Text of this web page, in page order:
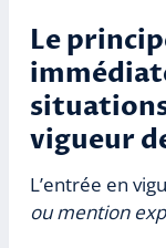
Le
vigueur
L’entrée en
ou mention